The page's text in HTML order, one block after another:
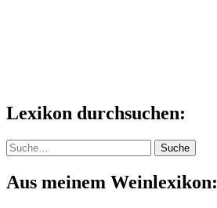
Lexikon durchsuchen:
Suche Suche
Aus meinem Weinlexikon: